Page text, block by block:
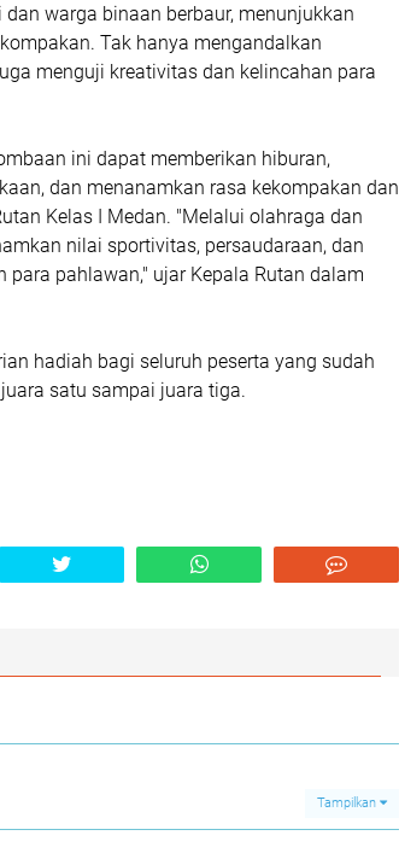
warga binaan berbaur, menunjukkan
Tak hanya mengandalkan
menguji kreativitas dan kelincahan para
ini dapat memberikan hiburan,
dan menanamkan rasa kekompakan dan
Kelas I Medan. "Melalui olahraga dan
nilai sportivitas, persaudaraan, dan
pahlawan," ujar Kepala Rutan dalam
hadiah bagi seluruh peserta yang sudah
satu sampai juara tiga.
Tampilkan